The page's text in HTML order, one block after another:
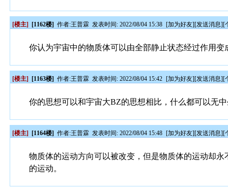
[楼主] [1162楼] 作者:王普霖 发表时间: 2022/08/04 15:38 [加为好友][发送消息][
你认为宇宙中的物质体可以由全部静止状态经过作用
[楼主] [1163楼] 作者:王普霖 发表时间: 2022/08/04 15:42 [加为好友][发送消息][
你的思想可以和宇宙大BZ的思想相比，什么都可以无
[楼主] [1164楼] 作者:王普霖 发表时间: 2022/08/04 15:48 [加为好友][发送消息][
物质体的运动方向可以被改变，但是物质体的运动却
的运动。